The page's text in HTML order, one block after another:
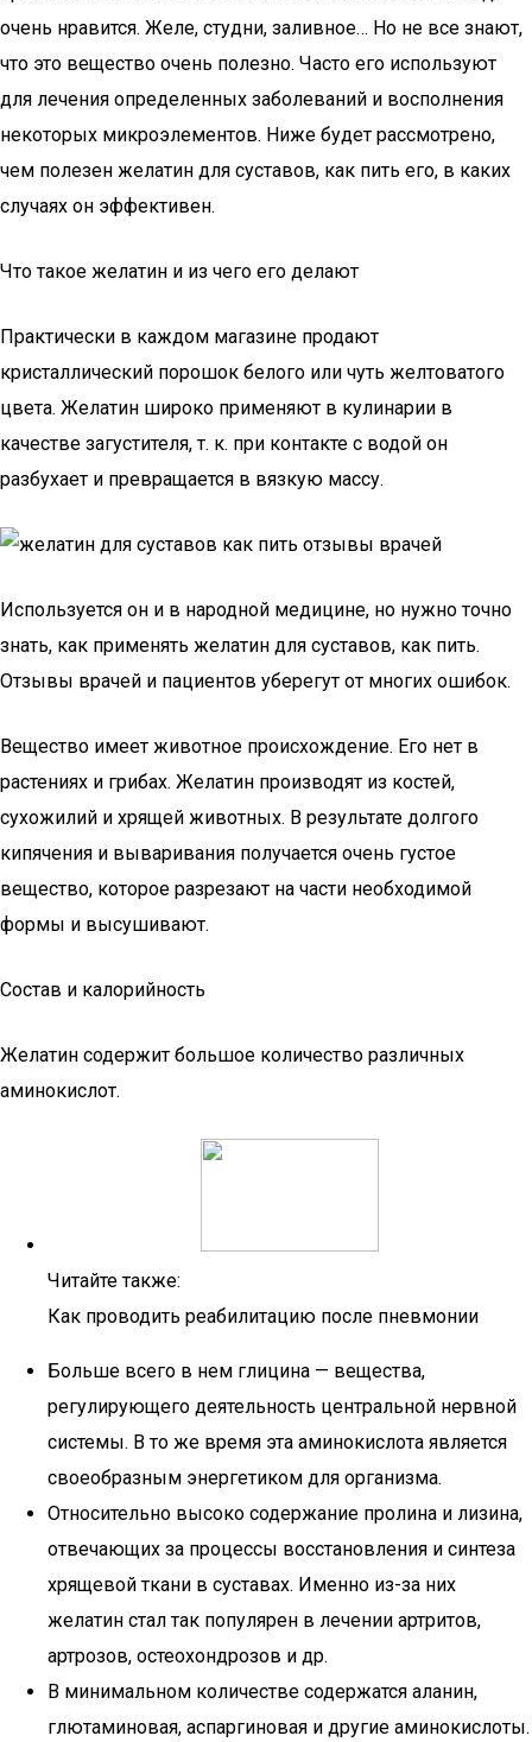
очень нравится. Желе, студни, заливное… Но не все знают,
что это вещество очень полезно. Часто его используют
для лечения определенных заболеваний и восполнения
некоторых микроэлементов. Ниже будет рассмотрено,
чем полезен желатин для суставов, как пить его, в каких
случаях он эффективен.
Что такое желатин и из чего его делают
Практически в каждом магазине продают
кристаллический порошок белого или чуть желтоватого
цвета. Желатин широко применяют в кулинарии в
качестве загустителя, т. к. при контакте с водой он
разбухает и превращается в вязкую массу.
Используется он и в народной медицине, но нужно точно
знать, как применять желатин для суставов, как пить.
Отзывы врачей и пациентов уберегут от многих ошибок.
Вещество имеет животное происхождение. Его нет в
растениях и грибах. Желатин производят из костей,
сухожилий и хрящей животных. В результате долгого
кипячения и вываривания получается очень густое
вещество, которое разрезают на части необходимой
формы и высушивают.
Состав и калорийность
Желатин содержит большое количество различных
аминокислот.
Читайте также:
Как проводить реабилитацию после пневмонии
Больше всего в нем глицина — вещества,
регулирующего деятельность центральной нервной
системы. В то же время эта аминокислота является
своеобразным энергетиком для организма.
Относительно высоко содержание пролина и лизина,
отвечающих за процессы восстановления и синтеза
хрящевой ткани в суставах. Именно из-за них
желатин стал так популярен в лечении артритов,
артрозов, остеохондрозов и др.
В минимальном количестве содержатся аланин,
глютаминовая, аспаргиновая и другие аминокислоты.